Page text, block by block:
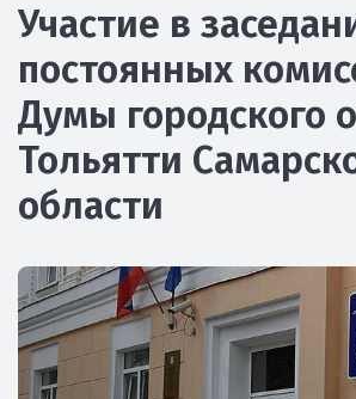
Участие в
постоянных
Думы городского
Тольятти
области